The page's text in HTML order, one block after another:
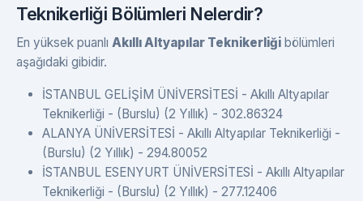
Teknikerliği Bölümleri Nelerdir?
En yüksek puanlı Akıllı Altyapılar Teknikerliği bölümleri
aşağıdaki gibidir.
İSTANBUL GELİŞİM ÜNİVERSİTESİ - Akıllı Altyapılar
Teknikerliği - (Burslu) (2 Yıllık) - 302.86324
ALANYA ÜNİVERSİTESİ - Akıllı Altyapılar Teknikerliği -
(Burslu) (2 Yıllık) - 294.80052
İSTANBUL ESENYURT ÜNİVERSİTESİ - Akıllı Altyapılar
Teknikerliği - (Burslu) (2 Yıllık) - 277.12406